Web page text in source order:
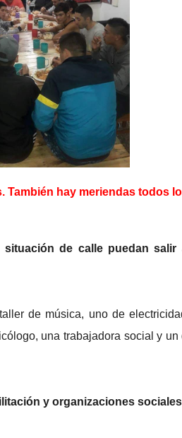
También hay meriendas todos
de calle puedan salir
de música, uno de
una trabajadora social y
y organizaciones